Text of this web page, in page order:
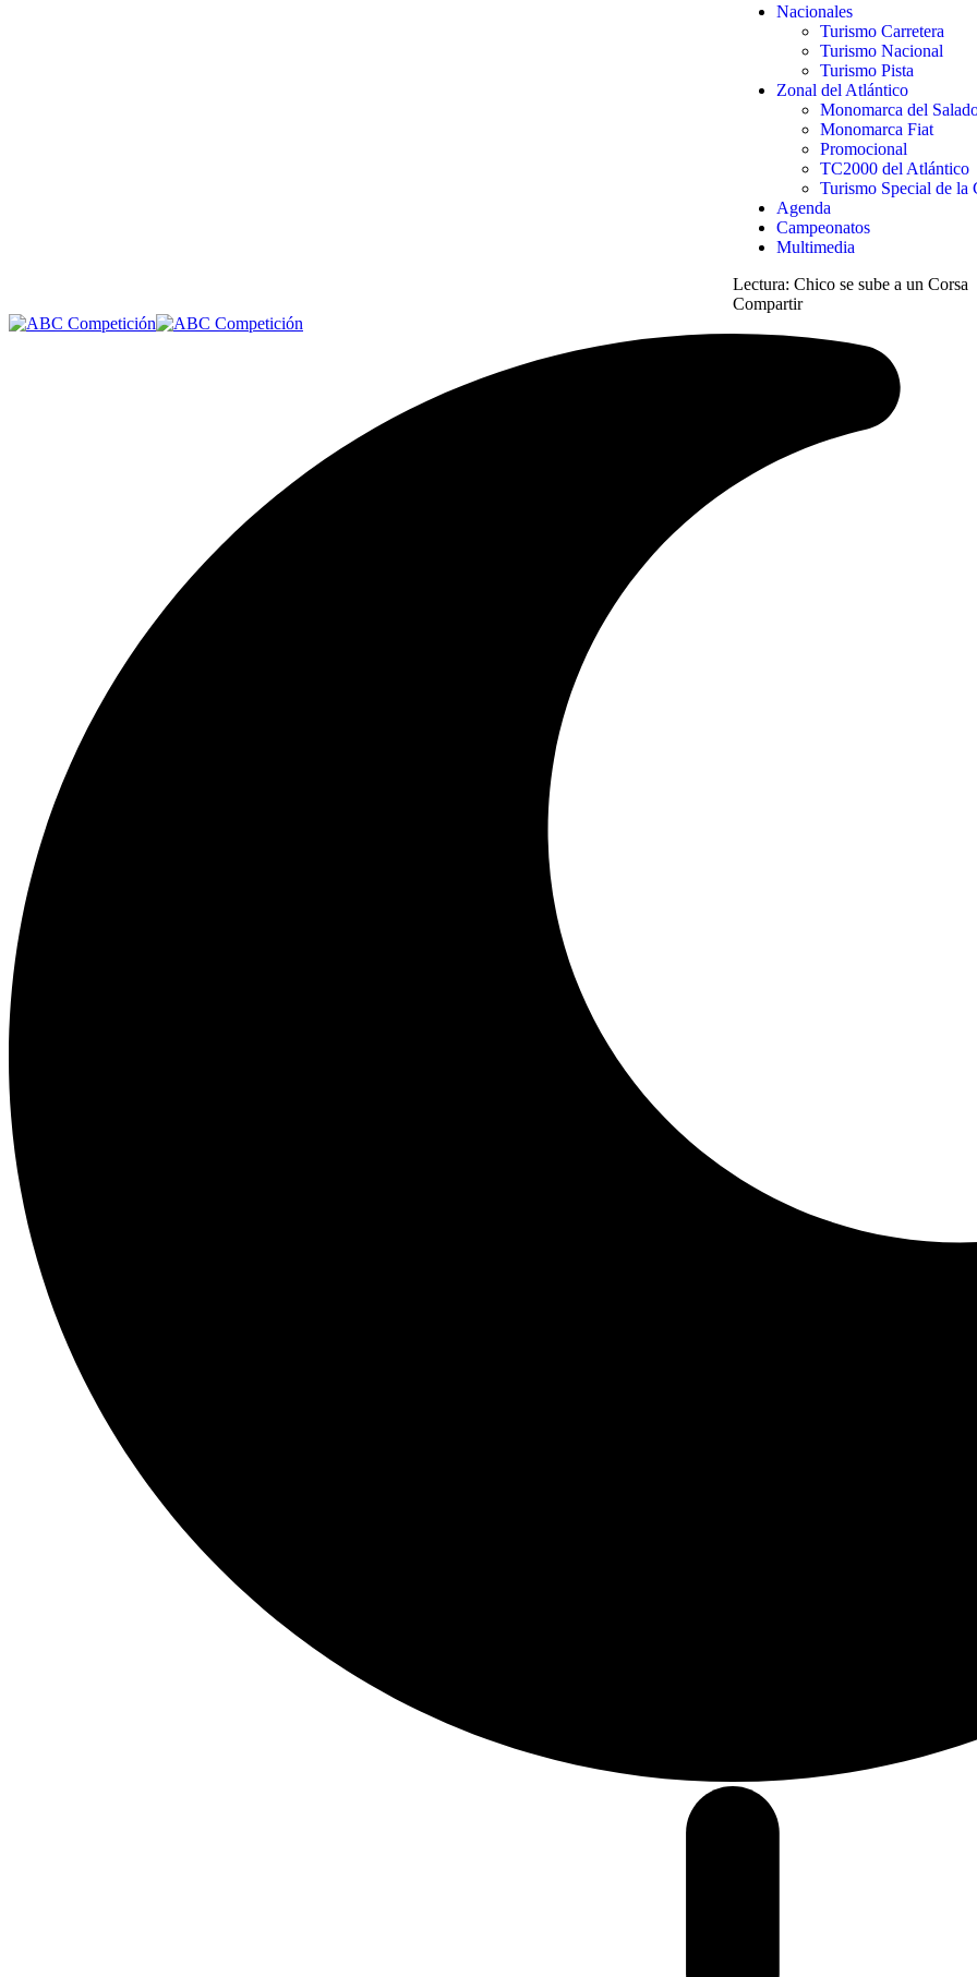
Nacionales
Turismo Carretera
Turismo Nacional
Turismo Pista
Zonal del Atlántico
Monomarca del
Monomarca Fiat
Promocional
TC2000 del Atlántico
Turismo Special de la
Agenda
Campeonatos
Multimedia
Lectura: Chico se sube a un Corsa
Compartir